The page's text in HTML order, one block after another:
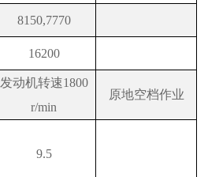
8150,7770
16200
发动机转速1800
r/min
原地空档作业
9.5